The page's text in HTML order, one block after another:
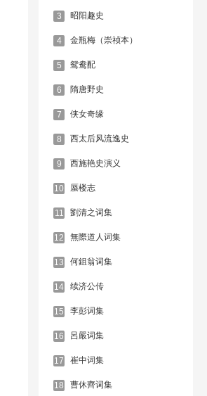
3 昭阳趣史
4 金瓶梅（崇祯本）
5 鸳鸯配
6 隋唐野史
7 侠女奇缘
8 西太后风流逸史
9 西施艳史演义
10 蜃楼志
11 劉清之词集
12 無際道人词集
13 何鉏翁词集
14 续济公传
15 李彭词集
16 呂嚴词集
17 崔中词集
18 曹休齊词集